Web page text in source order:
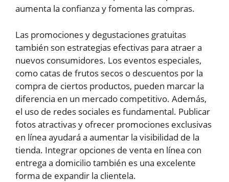
aumenta la confianza y fomenta las compras.
Las promociones y degustaciones gratuitas
también son estrategias efectivas para atraer a
nuevos consumidores. Los eventos especiales,
como catas de frutos secos o descuentos por la
compra de ciertos productos, pueden marcar la
diferencia en un mercado competitivo. Además,
el uso de redes sociales es fundamental. Publicar
fotos atractivas y ofrecer promociones exclusivas
en línea ayudará a aumentar la visibilidad de la
tienda. Integrar opciones de venta en línea con
entrega a domicilio también es una excelente
forma de expandir la clientela.